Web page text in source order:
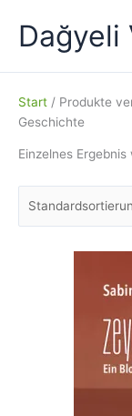
Inhalt
springen
Dağyeli
Start / Produkte
Geschichte
Einzelnes